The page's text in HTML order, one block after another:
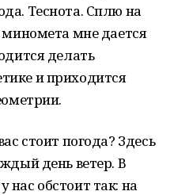
Теснота. Сплю на
миномета мне дается
делать
и приходится
стоит погода? Здесь
день ветер. В
обстоит так: на